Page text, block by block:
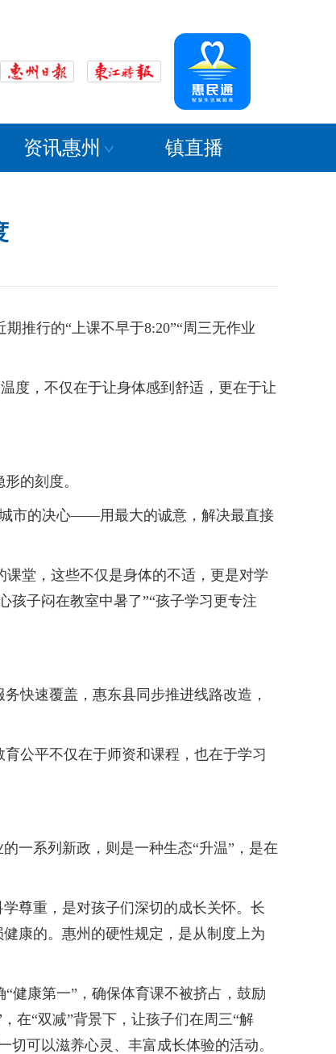
资讯惠州 镇直播
推行的“上课不早于8:20”“周三无作业
度，不仅在于让身体感到舒适，更在于让
的刻度。
市的决心——用最大的诚意，解决最直接
堂，这些不仅是身体的不适，更是对学
孩子闷在教室中暑了”“孩子学习更专注
快速覆盖，惠东县同步推进线路改造，
公平不仅在于师资和课程，也在于学习
一系列新政，则是一种生态“升温”，是在
尊重，是对孩子们深切的成长关怀。长
康的。惠州的硬性规定，是从制度上为
健康第一”，确保体育课不被挤占，鼓励
在“双减”背景下，让孩子们在周三“解
可以滋养心灵、丰富成长体验的活动。